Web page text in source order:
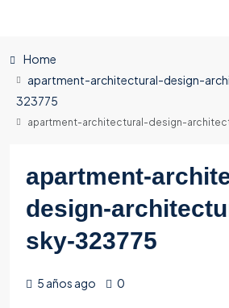
Home
apartment-architectural-design-
323775
apartment-architectural-design-
apartment-
design-
sky-323775
5 años ago 0